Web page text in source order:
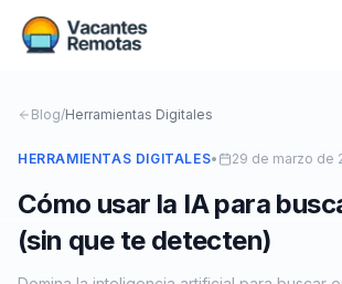
Vacantes
Blog
Nosotros
Contacto
Blog/Herramientas Digitales
HERRAMIENTAS DIGITALES• 29 de marzo de
Cómo usar la IA para
(sin que te detecten)